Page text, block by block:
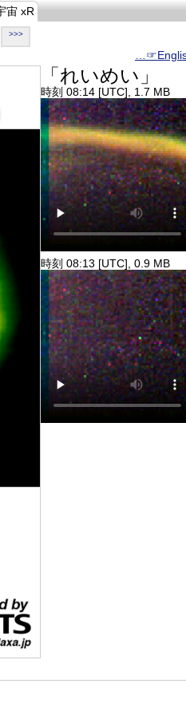
宙 xR
>>>
「れいめい」
時刻 08:14 [UTC], 1.7 MB
時刻 08:13 [UTC], 0.9 MB